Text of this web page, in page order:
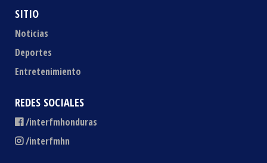
SITIO
Noticias
Deportes
Entretenimiento
REDES SOCIALES
/interfmhonduras
/interfmhn